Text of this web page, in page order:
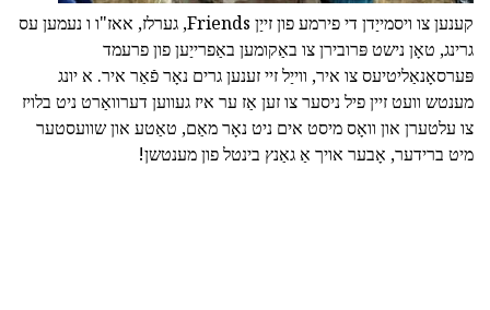
קענען צו ויסמייַדן די פירמע פון זייַן Friends, גערלז, אאז"ו ו נעמען עס
גרינג, טאָן נישט פּרובירן צו באַקומען באַפרייַען פון פרעמד
פּערסאָנאַליטיעס צו איר, ווייַל זיי זענען גרים נאָר פֿאַר איר. א יונג
מענטש וועט זיין פיל ניסער צו זען אַז ער איז געווען דערוואַרט ניט בלויז
צו עלטערן און וואָס מיסט אים ניט נאָר מאַם, טאַטע און שוועסטער
מיט ברידער, אָבער אויך אַ גאַנץ בינטל פון מענטשן!